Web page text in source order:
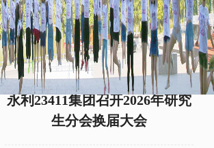
研究生工作
当前位置: 在校生与校友 >研究生工作 > 正文
永利23411集团召开2026年研究
生分会换届大会